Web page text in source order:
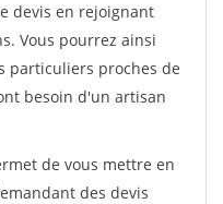
devis en rejoignant
Vous pourrez ainsi
particuliers proches de
besoin d'un artisan
de vous mettre en
des devis